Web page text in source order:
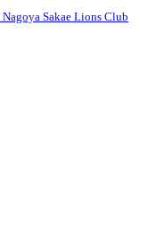
Nagoya Sakae Lions Club